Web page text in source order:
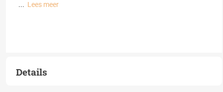
... Lees meer
Details